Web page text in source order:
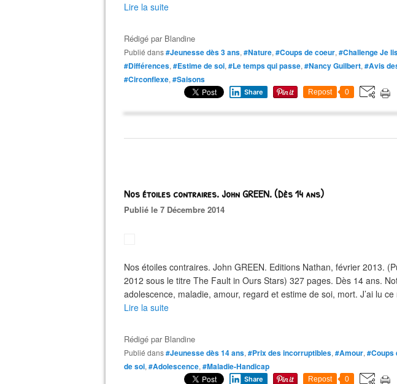
Lire la suite
Rédigé par Blandine
Publié dans#Jeunesse dès 3 ans, #Nature, #Coups de coeur, #Challenge Je
#Différences, #Estime de soi, #Le temps qui passe, #Nancy Guilbert, #Avis
#Circonflexe, #Saisons
Share Repost 0
Nos étoiles contraires. John GREEN. (Dès 14 ans)
Publié le 7 Décembre 2014
Nos étoiles contraires. John GREEN. Editions Nathan, février 2013.
2012 sous le titre The Fault in Ours Stars) 327 pages. Dès 14 ans.
adolescence, maladie, amour, regard et estime de soi, mort. J’ai lu ce
Lire la suite
Rédigé par Blandine
Publié dans#Jeunesse dès 14 ans, #Prix des incorruptibles, #Amour, #Coups
de soi, #Adolescence, #Maladie-Handicap
Share Repost 0